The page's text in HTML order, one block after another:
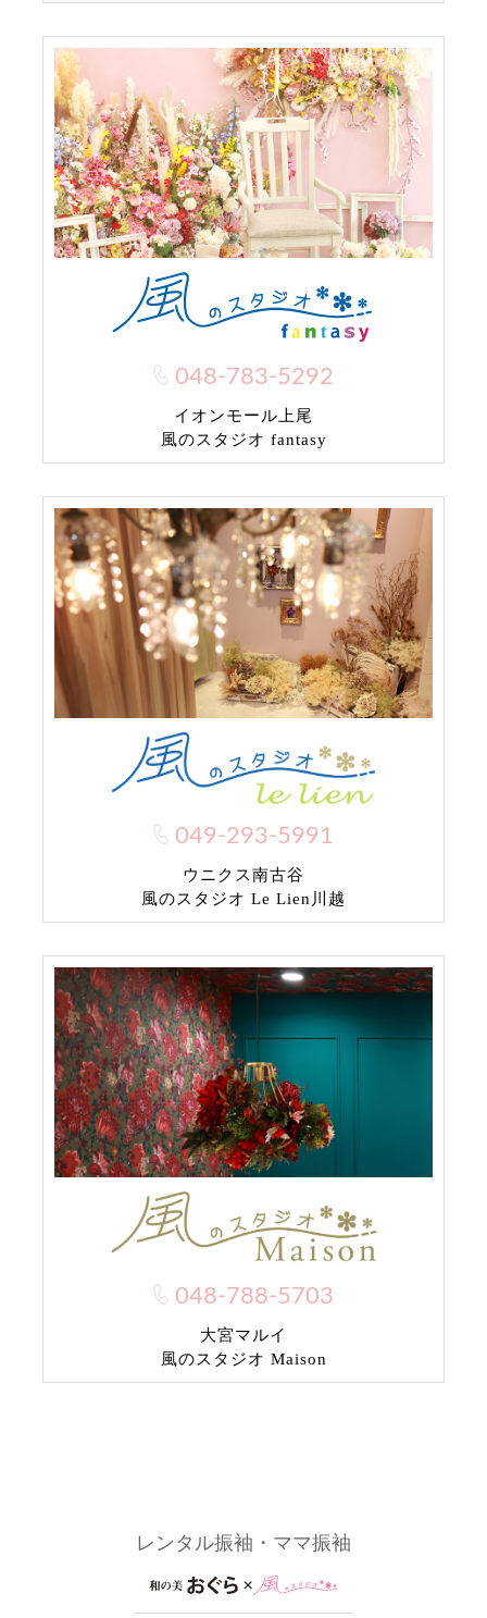
048-783-5292
イオンモール上尾
風のスタジオ fantasy
049-293-5991
ウニクス南古谷
風のスタジオ Le Lien川越
048-788-5703
大宮マルイ
風のスタジオ Maison
レンタル振袖・ママ振袖